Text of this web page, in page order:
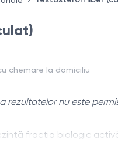
chemare la domiciliu
rezultatelor nu este
fracția biologic